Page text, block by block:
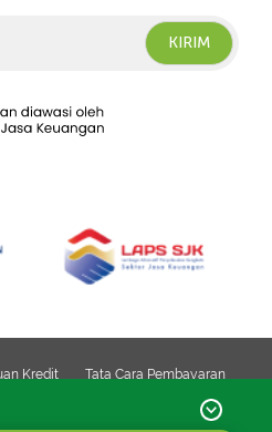
Sakti Utama Leasing. All Right
Kredit Tata Cara Pembayaran